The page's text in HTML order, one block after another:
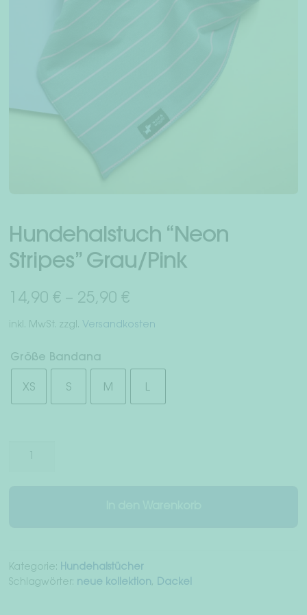
Dackelwelt
Freunde werben Freunde
Woof & Wiggle Infos
Versand & Rückgabe
Zahlungsarten
Widerrufsrecht
AGB
Datenschutz
Hundehalstuch “Neon
Stripes” Grau/Pink
14,90 €– 25,90 €
inkl. MwSt. zzgl. Versandkosten
Größe Bandana
XS S M L
Hundehalstuch
Kategorie: Hundehalstücher
Schlagwörter: neue kollektion, Dackel